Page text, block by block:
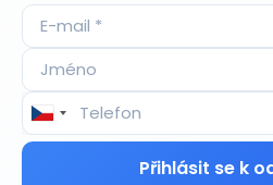
Přihlásit se k